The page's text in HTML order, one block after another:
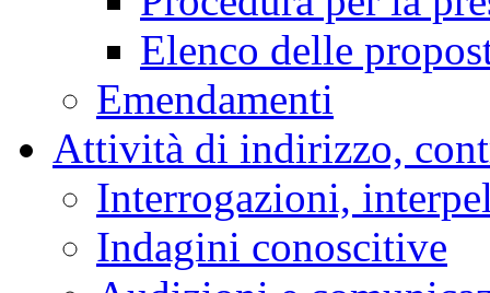
Elenco delle
Emendamenti
Attività di indirizzo,
Interrogazioni,
Indagini conoscitive